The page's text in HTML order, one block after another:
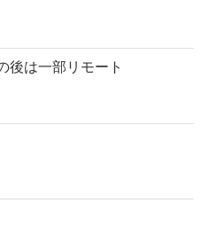
後は一部リモート